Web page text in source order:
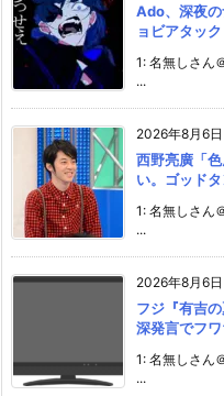
Ado、深夜
ョビアタッ
1: 名無しさん
...
2026年8月6日
西野亮廣「
い。ゴッド
1: 名無しさん
...
2026年8月6日
フジ『有吉
深発言でフ
1: 名無しさん
...